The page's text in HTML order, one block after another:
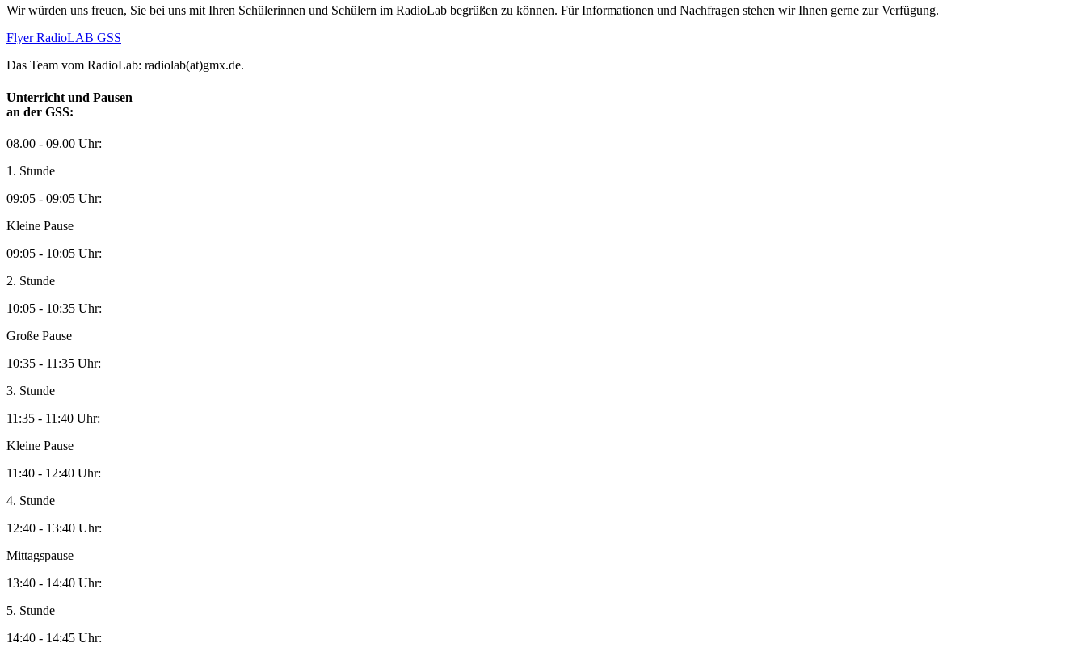
Wir würden uns freuen, Sie bei uns mit Ihren Schülerinnen und Schülern im RadioLab begrüßen zu können. Für Informationen und Nachfragen stehen wir Ihnen gerne zur Verfügung.
Flyer RadioLAB GSS
Das Team vom RadioLab: radiolab(at)gmx.de.
Unterricht und Pausen
an der GSS:
08.00 - 09.00 Uhr:
1. Stunde
09:05 - 09:05 Uhr:
Kleine Pause
09:05 - 10:05 Uhr:
2. Stunde
10:05 - 10:35 Uhr:
Große Pause
10:35 - 11:35 Uhr:
3. Stunde
11:35 - 11:40 Uhr:
Kleine Pause
11:40 - 12:40 Uhr:
4. Stunde
12:40 - 13:40 Uhr:
Mittagspause
13:40 - 14:40 Uhr:
5. Stunde
14:40 - 14:45 Uhr: